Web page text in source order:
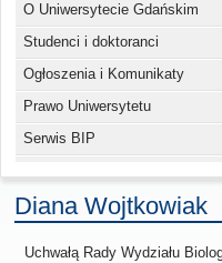
O Uniwersytecie Gdańskim
Studenci i doktoranci
Ogłoszenia i Komunikaty
Prawo Uniwersytetu
Serwis BIP
Diana Wojtkowiak
Uchwałą Rady Wydziału